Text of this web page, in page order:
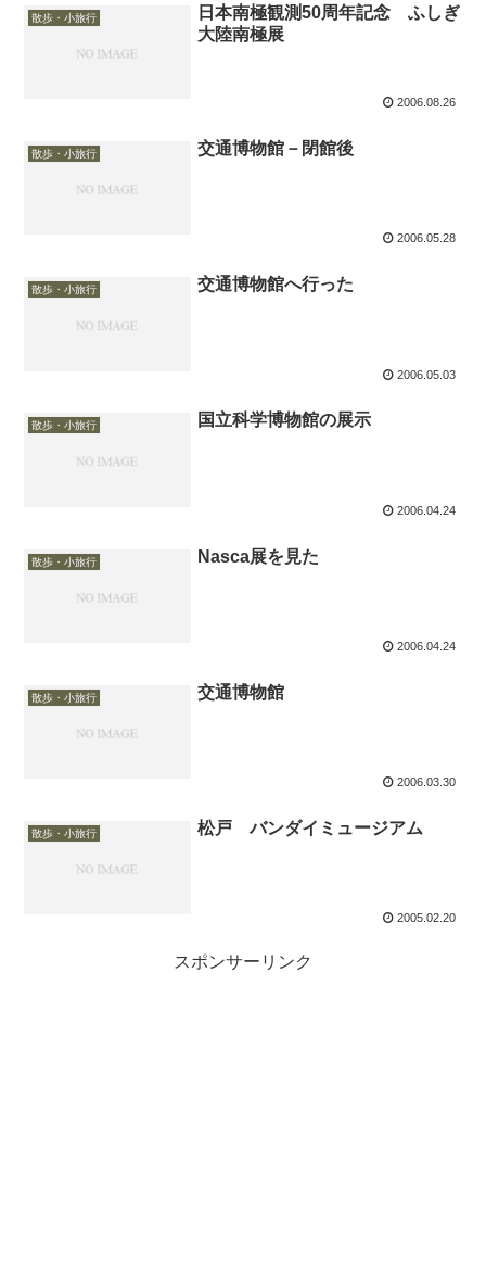
散歩・小旅行
日本南極観測50周年記念 ふしぎ
大陸南極展
2006.08.26
散歩・小旅行 交通博物館－閉館後
2006.05.28
散歩・小旅行 交通博物館へ行った
2006.05.03
散歩・小旅行 国立科学博物館の展示
2006.04.24
散歩・小旅行 Nasca展を見た
2006.04.24
散歩・小旅行 交通博物館
2006.03.30
散歩・小旅行 松戸 バンダイミュージアム
2005.02.20
スポンサーリンク